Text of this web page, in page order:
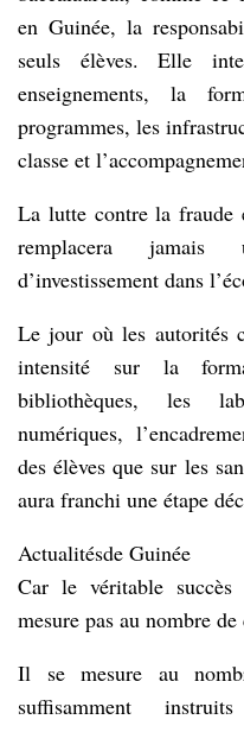
en Guinée, la
seuls élèves. Elle
enseignements, la
programmes, les
classe et
La lutte contre la fraude
remplacera jamais
d’investissement dans
Le jour où les autorités
intensité sur la
bibliothèques, les
numériques,
des élèves que sur les
aura franchi une étape
Actualitésde Guinée
Car le véritable
mesure pas au nombre
Il se mesure au
suffisamment